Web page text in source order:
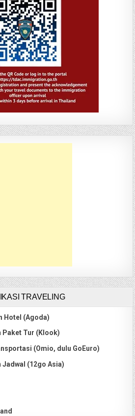
TRAVELING
Hotel (Agoda)
Paket Tur (Klook)
(Omio, dulu GoEuro)
(12go Asia)